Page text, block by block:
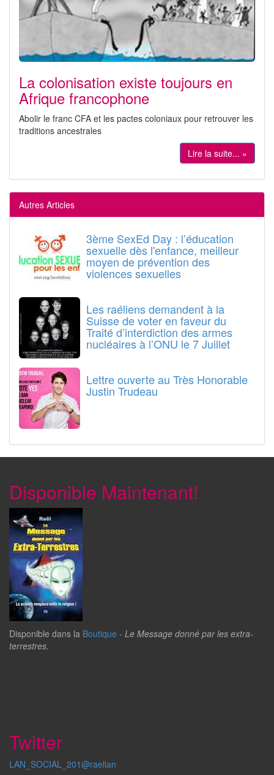
La colonisation existe toujours en
Afrique francophone
Abolir le franc CFA et les pactes coloniaux pour retrouver les
traditions ancestrales
Lire la suite... »
Autres Articles
3ème SexEd Day : l’éducation
sexuelle dès l'enfance, meilleur
moyen de prévention des
violences sexuelles
Les raéliens demandent à la
Suisse de voter en faveur du
Traité d’interdiction des armes
nucléaires à l’ONU le 7 Juillet
Lettre ouverte au Très Honorable
Justin Trudeau
Disponible Maintenant!
Disponible dans la Boutique - Le Message donné par les extra-
terrestres.
Twitter
LAN_SOCIAL_201@raelian